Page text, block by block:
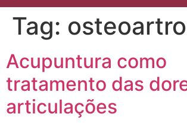
Tag:
Acupuntura como
tratamento das
articulações